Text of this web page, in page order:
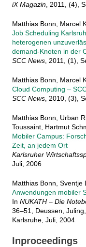
iX Magazin, 2011, (4),
Matthias Bonn, Marcel
Job Scheduling
heterogenen
demand-Knoten in der
SCC News, 2011, (1),
Matthias Bonn, Marcel
Cloud Computing –
SCC News, 2010, (3),
Matthias Bonn, Urban
Toussaint, Hartmut
Mobiler Campus:
Zeit, an jedem Ort
Karlsruher
Juli, 2006
Matthias Bonn, Sventje
Anwendungen mobiler
In NUKATH – Die
36–51, Deussen,
Karlsruhe, Juli, 2004
Inproceedings